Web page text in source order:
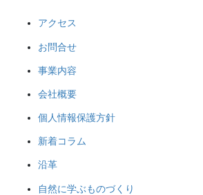
アクセス
お問合せ
事業内容
会社概要
個人情報保護方針
新着コラム
沿革
自然に学ぶものづくり